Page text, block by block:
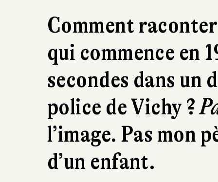
Comment
qui commence en
secondes dans un
police de Vichy ?
l’image. Pas mon
d’un enfant.